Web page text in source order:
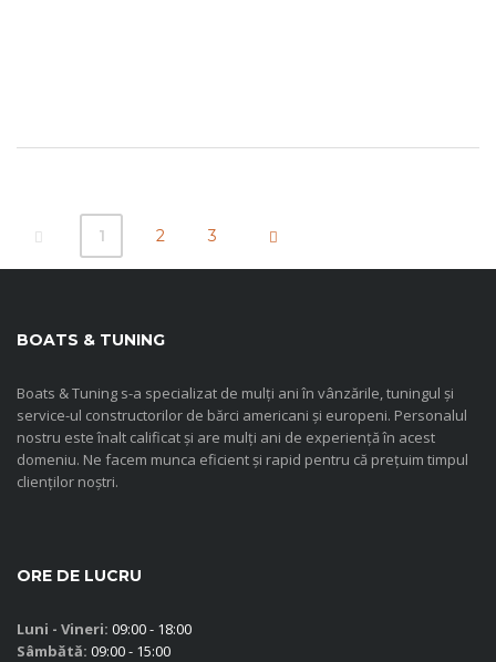
1 2 3
BOATS & TUNING
Boats & Tuning s-a specializat de mulți ani în vânzările, tuningul și
service-ul constructorilor de bărci americani și europeni. Personalul
nostru este înalt calificat și are mulți ani de experiență în acest
domeniu. Ne facem munca eficient și rapid pentru că prețuim timpul
clienților noștri.
ORE DE LUCRU
Luni - Vineri: 09:00 - 18:00
Sâmbătă: 09:00 - 15:00